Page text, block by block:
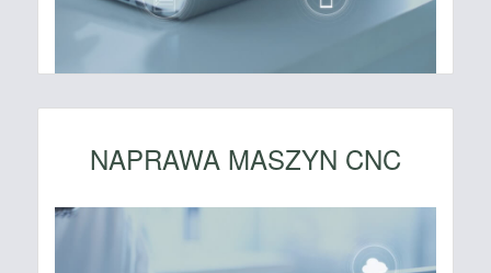
NAPRAWA MASZYN CNC